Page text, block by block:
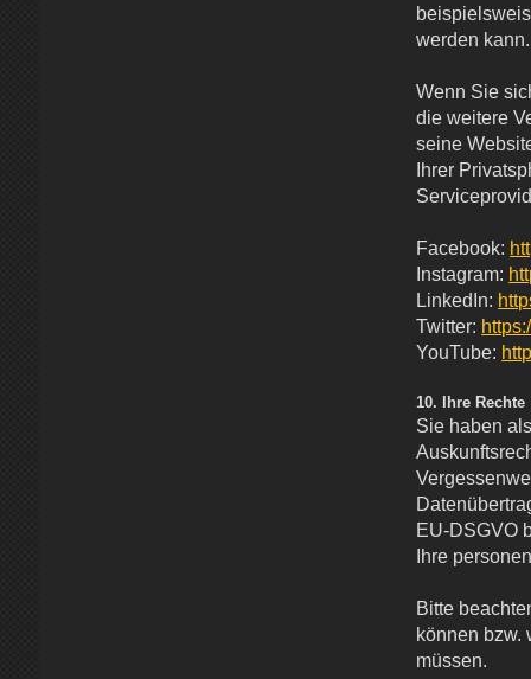
werden kann.
Wenn Sie
die weitere
seine
Ihrer
Facebook:
Instagram:
LinkedIn:
Twitter:
YouTube:
10. Ihre Rechte
Sie haben
EU-DSGVO
Ihre
Bitte
können bzw.
müssen.